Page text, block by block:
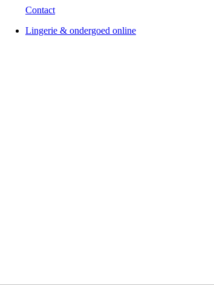
Contact
Lingerie & ondergoed online